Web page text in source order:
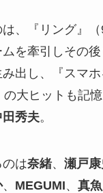
、『リング』
を牽引しその
出し、『スマ
の大ヒットも記
田秀夫。
のは奈緒、 瀬戸康
、 MEGUMI、 真魚